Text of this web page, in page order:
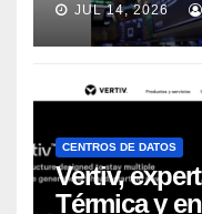
JUL 14, 2026
CENTROS DE DATOS
Vertiv,
Térmica y